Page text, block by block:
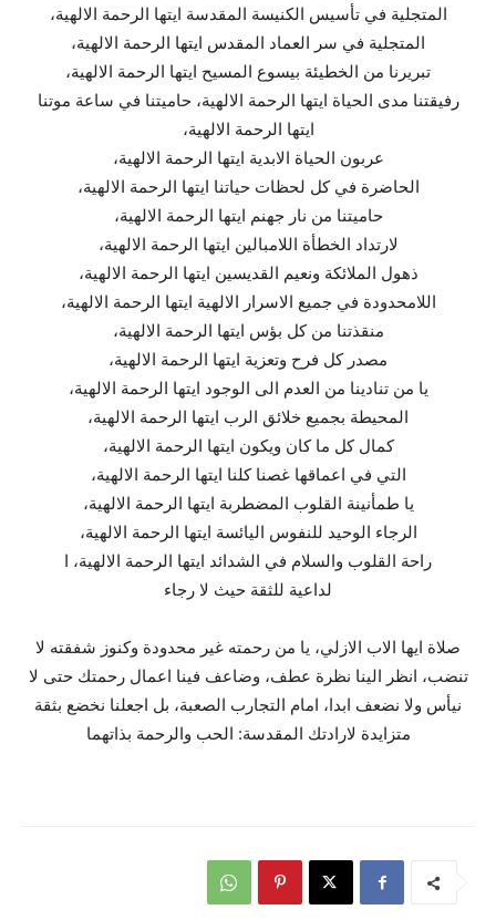
المتجلية في تأسيس الكنيسة المقدسة ايتها الرحمة الالهية،
المتجلية في سر العماد المقدس ايتها الرحمة الالهية،
تبريرنا من الخطيئة بيسوع المسيح ايتها الرحمة الالهية،
رفيقتنا مدى الحياة ايتها الرحمة الالهية، حاميتنا في ساعة موتنا
ايتها الرحمة الالهية،
عربون الحياة الابدية ايتها الرحمة الالهية،
الحاضرة في كل لحظات حياتنا ايتها الرحمة الالهية،
حاميتنا من نار جهنم ايتها الرحمة الالهية،
لارتداد الخطأة اللامبالين ايتها الرحمة الالهية،
ذهول الملائكة ونعيم القديسين ايتها الرحمة الالهية،
اللامحدودة في جميع الاسرار الالهية ايتها الرحمة الالهية،
منقذتنا من كل بؤس ايتها الرحمة الالهية،
مصدر كل فرح وتعزية ايتها الرحمة الالهية،
يا من تنادينا من العدم الى الوجود ايتها الرحمة الالهية،
المحيطة بجميع خلائق الرب ايتها الرحمة الالهية،
كمال كل ما كان ويكون ايتها الرحمة الالهية،
التي في اعماقها غصنا كلنا ايتها الرحمة الالهية،
يا طمأنينة القلوب المضطربة ايتها الرحمة الالهية،
الرجاء الوحيد للنفوس اليائسة ايتها الرحمة الالهية،
راحة القلوب والسلام في الشدائد ايتها الرحمة الالهية، ا
لداعية للثقة حيث لا رجاء
صلاة ايها الاب الازلي، يا من رحمته غير محدودة وكنوز شفقته لا
تنضب، انظر الينا نظرة عطف، وضاعف فينا اعمال رحمتك حتى لا
نيأس ولا نضعف ابدا، امام التجارب الصعبة، بل اجعلنا نخضع بثقة
متزايدة لارادتك المقدسة: الحب والرحمة بذاتهما